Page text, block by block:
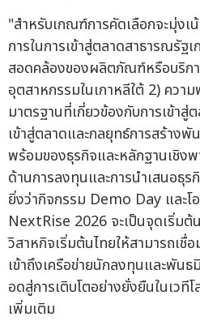
"สำหรับเกณฑ์การคัดเลือกจะมุ่ง
การในการเข้าสู่ตลาดสาธารณรัฐ
สอดคล้องของผลิตภัณฑ์หรือบริก
อุตสาหกรรมในเกาหลีใต้ 2) ควา
มาตรฐานที่เกี่ยวข้องกับการเข้าสู่
เข้าสู่ตลาดและกลยุทธ์การสร้างพั
พร้อมของธุรกิจและหลักฐานเชิง
ด้านการลงทุนและการนำเสนอธุ
ยิ่งว่ากิจกรรม Demo Day และโ
NextRise 2026 จะเป็นจุดเริ่ม
วิสาหกิจเริ่มต้นไทยให้สามารถเชื่
เข้าถึงเครือข่ายนักลงทุนและพัน
อดสู่การเติบโตอย่างยั่งยืนในเวที
เพิ่มเติม